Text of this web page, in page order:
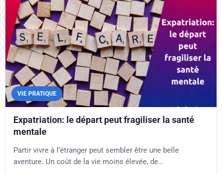
VIE PRATIQUE
Expatriation: le départ peut fragiliser la santé
mentale
Partir vivre à l’étranger peut sembler être une belle
aventure. Un coût de la vie moins élevée, de…